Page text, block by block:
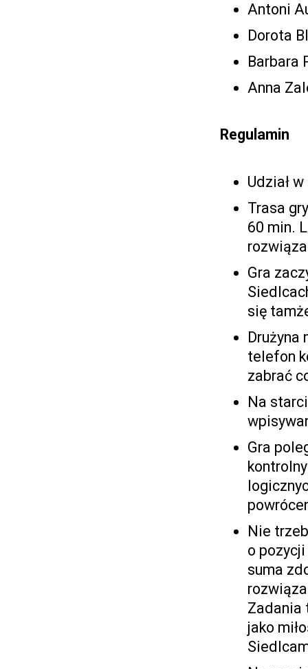
Antoni
Dorota
Barbara
Anna
Regulamin
Udział
Trasa
60 min.
Gra
się
Drużyna
telefon
zabrać
Na
Gra
Nie
o
suma
Zadania
jako